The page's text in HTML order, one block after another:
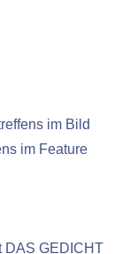
im Bild
im Feature
DAS GEDICHT